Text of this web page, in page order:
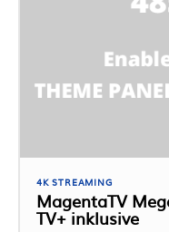
4K STREAMING
MagentaTV
TV+ inklusive